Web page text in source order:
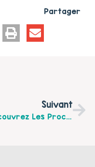
Partager
Suivant
Découvrez Les Prochaines Rencontres Entre Parents Au Centre Social Le Grand H À Hesdin-La-Forêt Pour Le Mois De Décembre 2025